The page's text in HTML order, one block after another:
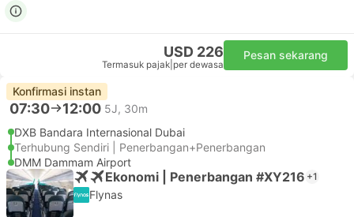
USD 226
Termasuk pajak per dewasa
Pesan sekarang
Konfirmasi instan
07:30 12:00 5J, 30m
DXB Bandara Internasional Dubai
Terhubung Sendiri | Penerbangan+Penerbangan
DMM Dammam Airport
Ekonomi | Penerbangan #XY216 +1
Flynas